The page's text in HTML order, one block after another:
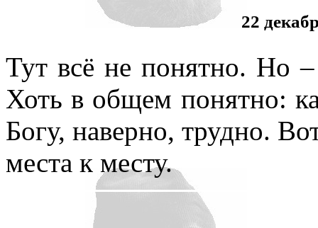
22
Тут всё не понятно. Но –
Хоть в общем понятно:
Богу, наверно, трудно.
места к месту.